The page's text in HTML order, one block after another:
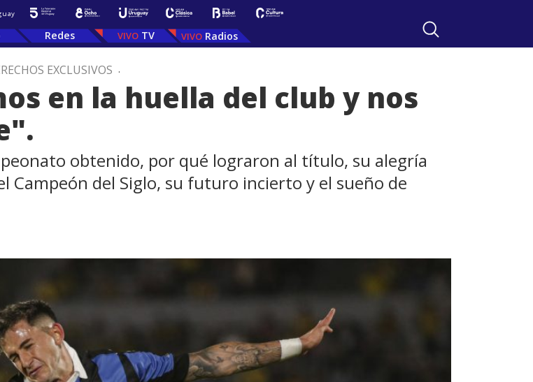
Redes TV Radios
EXCLUSIVOS .
en la huella del club y nos
obtenido, por qué lograron al título, su alegría
Campeón del Siglo, su futuro incierto y el sueño de